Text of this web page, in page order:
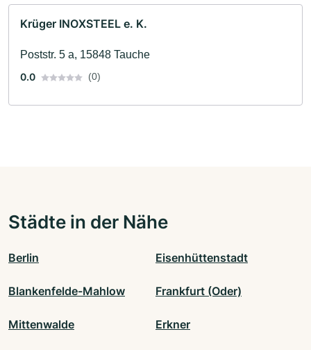
Krüger INOXSTEEL e. K.
Poststr. 5 a, 15848 Tauche
0.0
(0)
Städte in der Nähe
Berlin Eisenhüttenstadt
Blankenfelde-Mahlow Frankfurt (Oder)
Mittenwalde Erkner